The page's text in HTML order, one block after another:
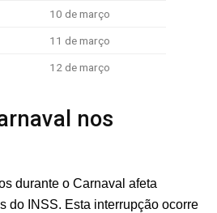
10 de março
11 de março
12 de março
nos
durante o Carnaval afeta
do INSS. Esta interrupção ocorre